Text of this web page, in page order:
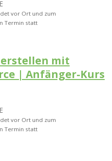
vor Ort und zum
Termin statt
mit
| Anfänger-Kurs
vor Ort und zum
Termin statt